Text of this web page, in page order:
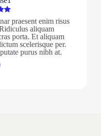
praesent enim risus
aliquam
porta. Et aliquam
scelerisque per.
purus nibh at.